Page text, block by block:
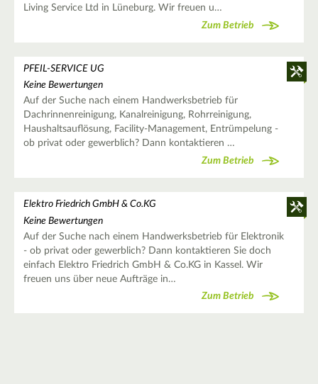
Living Service Ltd in Lüneburg. Wir freuen u…
Zum Betrieb
PFEIL-SERVICE UG
Keine Bewertungen
Auf der Suche nach einem Handwerksbetrieb für
Dachrinnenreinigung, Kanalreinigung, Rohrreinigung,
Haushaltsauflösung, Facility-Management, Entrümpelung -
ob privat oder gewerblich? Dann kontaktieren …
Zum Betrieb
Elektro Friedrich GmbH & Co.KG
Keine Bewertungen
Auf der Suche nach einem Handwerksbetrieb für Elektronik
- ob privat oder gewerblich? Dann kontaktieren Sie doch
einfach Elektro Friedrich GmbH & Co.KG in Kassel. Wir
freuen uns über neue Aufträge in…
Zum Betrieb